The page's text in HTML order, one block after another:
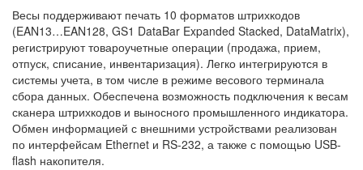
Весы поддерживают печать 10 форматов штрихкодов
(EAN13…EAN128, GS1 DataBar Expanded Stacked, DataMatrix),
регистрируют товароучетные операции (продажа, прием,
отпуск, списание, инвентаризация). Легко интегрируются в
системы учета, в том числе в режиме весового терминала
сбора данных. Обеспечена возможность подключения к весам
сканера штрихкодов и выносного промышленного индикатора.
Обмен информацией с внешними устройствами реализован
по интерфейсам Ethernet и RS-232, а также с помощью USB-
flash накопителя.